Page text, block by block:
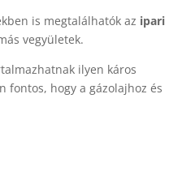
is megtalálhatók az ipari
vegyületek.
ilyen káros
fontos, hogy a gázolajhoz és